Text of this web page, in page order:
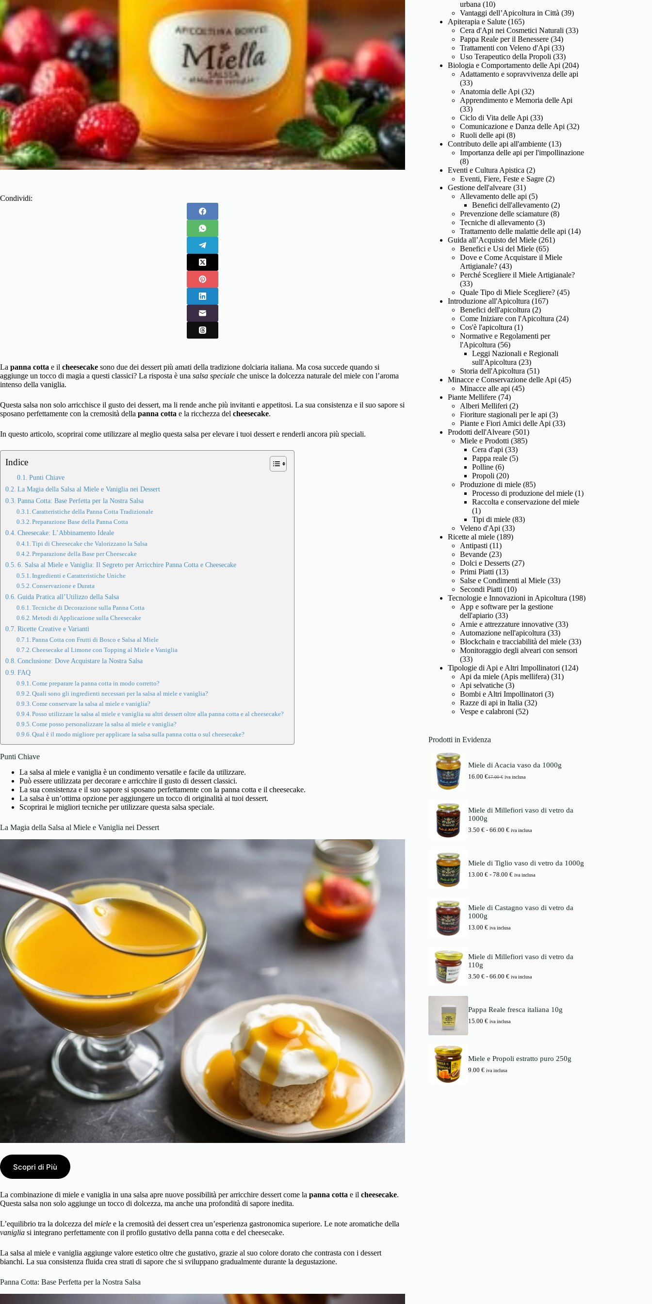
Condividi:
La panna cotta e il cheesecake sono due dei dessert più amati della tradizione dolciaria italiana. Ma cosa succede quando si
aggiunge un tocco di magia a questi classici? La risposta è una salsa speciale che unisce la dolcezza naturale del miele con l’aroma
intenso della vaniglia.
Questa salsa non solo arricchisce il gusto dei dessert, ma li rende anche più invitanti e appetitosi. La sua consistenza e il suo sapore si
sposano perfettamente con la cremosità della panna cotta e la ricchezza del cheesecake.
In questo articolo, scoprirai come utilizzare al meglio questa salsa per elevare i tuoi dessert e renderli ancora più speciali.
Indice
Punti Chiave
La Magia della Salsa al Miele e Vaniglia nei Dessert
Panna Cotta: Base Perfetta per la Nostra Salsa
Caratteristiche della Panna Cotta Tradizionale
Preparazione Base della Panna Cotta
Cheesecake: L’Abbinamento Ideale
Tipi di Cheesecake che Valorizzano la Salsa
Preparazione della Base per Cheesecake
6. Salsa al Miele e Vaniglia: Il Segreto per Arricchire Panna Cotta e Cheesecake
Ingredienti e Caratteristiche Uniche
Conservazione e Durata
Guida Pratica all’Utilizzo della Salsa
Tecniche di Decorazione sulla Panna Cotta
Metodi di Applicazione sulla Cheesecake
Ricette Creative e Varianti
Panna Cotta con Frutti di Bosco e Salsa al Miele
Cheesecake al Limone con Topping al Miele e Vaniglia
Conclusione: Dove Acquistare la Nostra Salsa
FAQ
Come preparare la panna cotta in modo corretto?
Quali sono gli ingredienti necessari per la salsa al miele e vaniglia?
Come conservare la salsa al miele e vaniglia?
Posso utilizzare la salsa al miele e vaniglia su altri dessert oltre alla panna cotta e al cheesecake?
Come posso personalizzare la salsa al miele e vaniglia?
Qual è il modo migliore per applicare la salsa sulla panna cotta o sul cheesecake?
Punti Chiave
La salsa al miele e vaniglia è un condimento versatile e facile da utilizzare.
Può essere utilizzata per decorare e arricchire il gusto di dessert classici.
La sua consistenza e il suo sapore si sposano perfettamente con la panna cotta e il cheesecake.
La salsa è un’ottima opzione per aggiungere un tocco di originalità ai tuoi dessert.
Scoprirai le migliori tecniche per utilizzare questa salsa speciale.
La Magia della Salsa al Miele e Vaniglia nei Dessert
Scopri di Più
La combinazione di miele e vaniglia in una salsa apre nuove possibilità per arricchire dessert come la panna cotta e il cheesecake.
Questa salsa non solo aggiunge un tocco di dolcezza, ma anche una profondità di sapore inedita.
L’equilibrio tra la dolcezza del miele e la cremosità dei dessert crea un’esperienza gastronomica superiore. Le note aromatiche della
vaniglia si integrano perfettamente con il profilo gustativo della panna cotta e del cheesecake.
La salsa al miele e vaniglia aggiunge valore estetico oltre che gustativo, grazie al suo colore dorato che contrasta con i dessert
bianchi. La sua consistenza fluida crea strati di sapore che si sviluppano gradualmente durante la degustazione.
Panna Cotta: Base Perfetta per la Nostra Salsa
urbana (10)
Vantaggi dell’Apicoltura in Città (39)
Apiterapia e Salute (165)
Cera d'Api nei Cosmetici Naturali (33)
Pappa Reale per il Benessere (34)
Trattamenti con Veleno d'Api (33)
Uso Terapeutico della Propoli (33)
Biologia e Comportamento delle Api (204)
Adattamento e sopravvivenza delle api
(33)
Anatomia delle Api (32)
Apprendimento e Memoria delle Api
(33)
Ciclo di Vita delle Api (33)
Comunicazione e Danza delle Api (32)
Ruoli delle api (8)
Contributo delle api all'ambiente (13)
Importanza delle api per l'impollinazione
(8)
Eventi e Cultura Apistica (2)
Eventi, Fiere, Feste e Sagre (2)
Gestione dell'alveare (31)
Allevamento delle api (5)
Benefici dell'allevamento (2)
Prevenzione delle sciamature (8)
Tecniche di allevamento (3)
Trattamento delle malattie delle api (14)
Guida all’Acquisto del Miele (261)
Benefici e Usi del Miele (65)
Dove e Come Acquistare il Miele
Artigianale? (43)
Perché Scegliere il Miele Artigianale?
(33)
Quale Tipo di Miele Scegliere? (45)
Introduzione all'Apicoltura (167)
Benefici dell'apicoltura (2)
Come Iniziare con l'Apicoltura (24)
Cos'è l'apicoltura (1)
Normative e Regolamenti per
l'Apicoltura (56)
Leggi Nazionali e Regionali
sull'Apicoltura (23)
Storia dell'Apicoltura (51)
Minacce e Conservazione delle Api (45)
Minacce alle api (45)
Piante Mellifere (74)
Alberi Melliferi (2)
Fioriture stagionali per le api (3)
Piante e Fiori Amici delle Api (33)
Prodotti dell'Alveare (501)
Miele e Prodotti (385)
Cera d'api (33)
Pappa reale (5)
Polline (6)
Propoli (20)
Produzione di miele (85)
Processo di produzione del miele (1)
Raccolta e conservazione del miele
(1)
Tipi di miele (83)
Veleno d'Api (33)
Ricette al miele (189)
Antipasti (11)
Bevande (23)
Dolci e Desserts (27)
Primi Piatti (13)
Salse e Condimenti al Miele (33)
Secondi Piatti (10)
Tecnologie e Innovazioni in Apicoltura (198)
App e software per la gestione
dell'apiario (33)
Arnie e attrezzature innovative (33)
Automazione nell'apicoltura (33)
Blockchain e tracciabilità del miele (33)
Monitoraggio degli alveari con sensori
(33)
Tipologie di Api e Altri Impollinatori (124)
Api da miele (Apis mellifera) (31)
Api selvatiche (3)
Bombi e Altri Impollinatori (3)
Razze di api in Italia (32)
Vespe e calabroni (52)
Prodotti in Evidenza
Miele di Acacia vaso da 1000g
17.00€
I
e
z
g
i
e
r
a
16.00 €
I
e
z
u
a
1
6
.
€
iva inclusa
Miele di Millefiori vaso di vetro da
1000g
3.50 € - 66.00 €F
a
d
e
o
a
3
5
a
6
€
iva inclusa
Miele di Tiglio vaso di vetro da 1000g
13.00 € - 78.00 €F
i
a
z
o
3
a
iva inclusa
Miele di Castagno vaso di vetro da
1000g
13.00 € iva inclusa
Miele di Millefiori vaso di vetro da
110g
3.50 € - 66.00 €F
i
d
z
iva inclusa
Pappa Reale fresca italiana 10g
15.00 € iva inclusa
Miele e Propoli estratto puro 250g
9.00 € iva inclusa